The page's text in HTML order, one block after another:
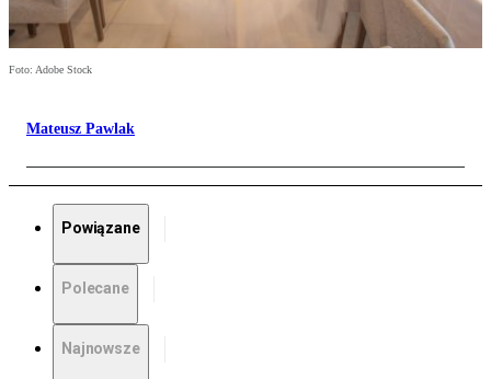
Foto: Adobe Stock
Mateusz Pawlak
Powiązane
Polecane
Najnowsze